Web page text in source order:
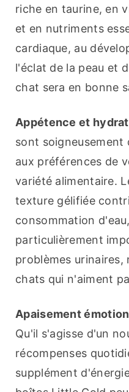
riche en taurine, en
et en nutriments
cardiaque, au
l'éclat de la peau et
chat sera en bonne
Appétence et
sont soigneusement
aux préférences de
variété alimentaire.
texture gélifiée
consommation
particulièrement
problèmes
chats qui n'aiment
Apaisement
Qu'il s'agisse d'un
récompenses
supplément